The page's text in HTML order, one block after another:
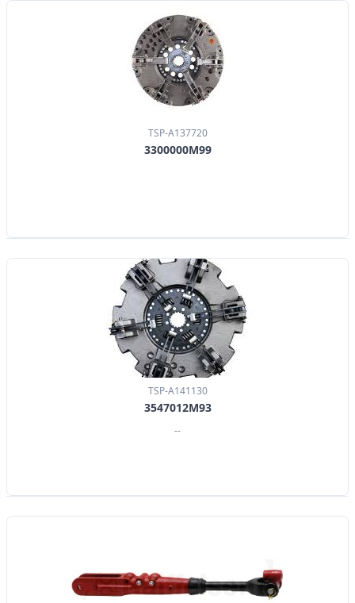
TSP-A137720
3300000M99
TSP-A141130
3547012M93
--